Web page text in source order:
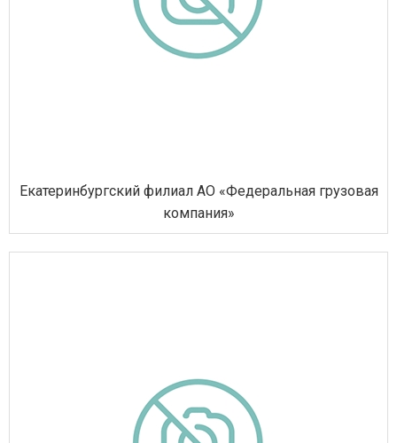
Екатеринбургский филиал АО «Федеральная грузовая
компания»